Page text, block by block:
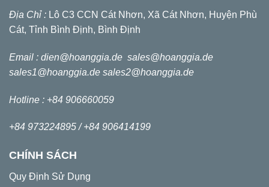
Địa Chỉ : Lô C3 CCN Cát Nhơn, Xã Cát Nhơn, Huyện Phù
Cát, Tỉnh Bình Định, Bình Định
Email : dien@hoanggia.de sales@hoanggia.de
sales1@hoanggia.de sales2@hoanggia.de
Hotline : +84 906660059
+84 973224895 /+84 906414199
CHÍNH SÁCH
Quy Định Sử Dụng